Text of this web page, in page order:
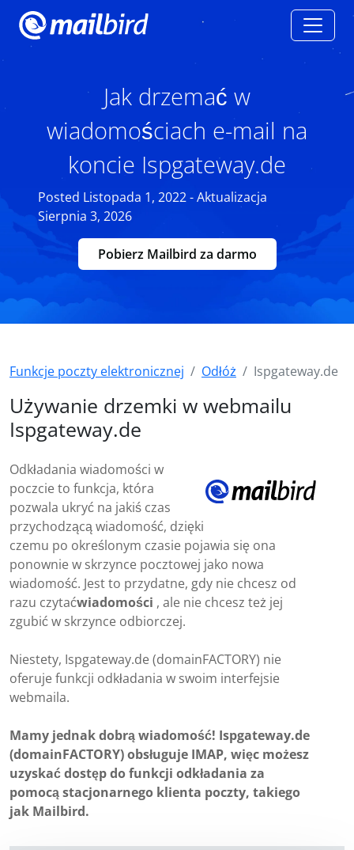
Jak drzemać w
wiadomościach e-mail na
koncie Ispgateway.de
Posted Listopada 1, 2022 - Aktualizacja
Sierpnia 3, 2026
Pobierz Mailbird za darmo
Funkcje poczty elektronicznej Odłóż Ispgateway.de
Używanie drzemki w webmailu
Ispgateway.de
Odkładania wiadomości w
poczcie to funkcja, która
pozwala ukryć na jakiś czas
przychodzącą wiadomość, dzięki
czemu po określonym czasie pojawia się ona
ponownie w skrzynce pocztowej jako nowa
wiadomość. Jest to przydatne, gdy nie chcesz od
razu czytaćwiadomości , ale nie chcesz też jej
zgubić w skrzynce odbiorczej.
Niestety, Ispgateway.de (domainFACTORY) nie
oferuje funkcji odkładania w swoim interfejsie
webmaila.
Mamy jednak dobrą wiadomość! Ispgateway.de
(domainFACTORY) obsługuje IMAP, więc możesz
uzyskać dostęp do funkcji odkładania za
pomocą stacjonarnego klienta poczty, takiego
jak Mailbird.